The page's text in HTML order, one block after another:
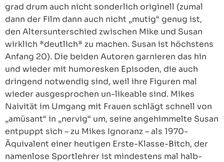
grad drum auch nicht sonderlich originell (zumal
dann der Film dann auch nicht „mutig“ genug ist,
den Altersunterschied zwischen Mike und Susan
wirklich *deutlich* zu machen. Susan ist höchstens
Anfang 20). Die beiden Autoren garnieren das hin
und wieder mit humoresken Episoden, die auch
dringend notwendig sind, weil ihre Figuren mal
wieder ausgesprochen un-likeable sind. Mikes
Naivität im Umgang mit Frauen schlägt schnell von
„amüsant“ in „nervig“ um, seine angehimmelte Susan
entpuppt sich – zu Mikes Ignoranz – als 1970-
Äquivalent einer heutigen Erste-Klasse-Bitch, der
namenlose Sportlehrer ist mindestens mal halb-